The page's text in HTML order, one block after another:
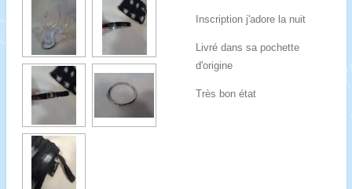
Inscription j'adore la nuit
Livré dans sa pochette
d'origine
Très bon état